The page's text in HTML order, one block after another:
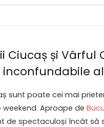
Ciucaș și Vârful
inconfundabile
sunt poate cei mai
Aproape de
de spectaculoși încât să